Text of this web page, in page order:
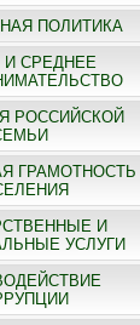
ПОЛИТИКА
И СРЕДНЕЕ
РОССИЙСКОЙ
ГРАМОТНОСТЬ
И
УСЛУГИ